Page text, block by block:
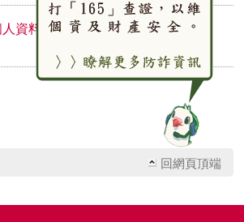
資料保護法告知義務書(新立契約
回網頁頂端